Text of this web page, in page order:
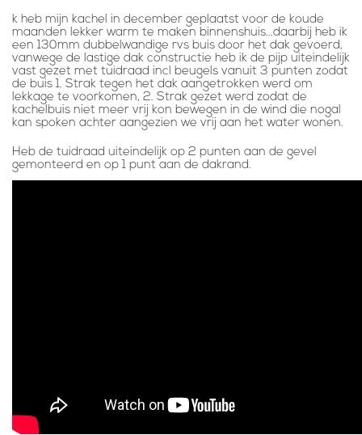
k heb mijn kachel in december geplaatst voor de koude
maanden lekker warm te maken binnenshuis...daarbij heb ik
een 130mm dubbelwandige rvs buis door het dak gevoerd,
vanwege de lastige dak constructie heb ik de pijp uiteindelijk
vast gezet met tuidraad incl beugels vanuit 3 punten zodat
de buis 1. Strak tegen het dak aangetrokken werd om
lekkage te voorkomen, 2. Strak gezet werd zodat de
kachelbuis niet meer vrij kon bewegen in de wind die nogal
kan spoken achter aangezien we vrij aan het water wonen.
Heb de tuidraad uiteindelijk op 2 punten aan de gevel
gemonteerd en op 1 punt aan de dakrand.